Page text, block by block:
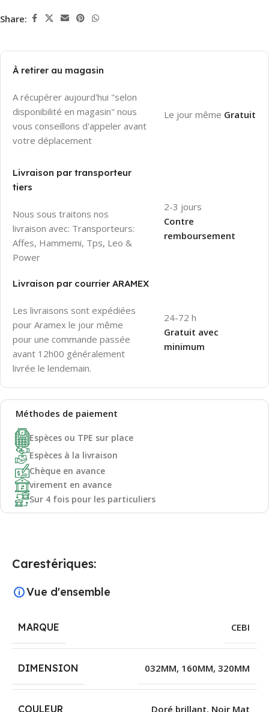
Share:
À retirer au magasin
A récupérer aujourd'hui "selon
disponibilité en magasin" nous
vous conseillons d'appeler avant
votre déplacement
Le jour même Gratuit
Livraison par transporteur
tiers
Nous sous traitons nos
livraison avec: Transporteurs:
Affes, Hammemi, Tps, Leo &
Power
2-3 jours
Contre
remboursement
Livraison par courrier ARAMEX
Les livraisons sont expédiées
pour Aramex le jour même
pour une commande passée
avant 12h00 généralement
livrée le lendemain.
24-72 h
Gratuit avec
minimum
Méthodes de paiement
Espèces ou TPE sur place
Espèces à la livraison
Chèque en avance
virement en avance
Sur 4 fois pour les particuliers
Carestériques:
Vue d'ensemble
MARQUE CEBI
DIMENSION 032MM, 160MM, 320MM
COULEUR Doré brillant, Noir Mat